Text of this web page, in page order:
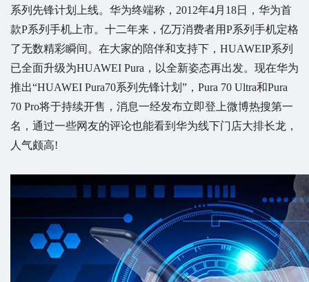
系列先锋计划上线。华为终端称，2012年4月18日，华为首
款P系列手机上市。十二年来，亿万消费者用P系列手机定格
了无数精彩瞬间。在大家的陪伴和支持下，HUAWEIP系列
已全面升级为HUAWEI Pura，以全新姿态再出发。现在华为
推出“HUAWEI Pura70系列先锋计划”，Pura 70 Ultra和Pura
70 Pro将于持续开售，消息一经发布立即登上微博热搜第一
名，通过一些网友的评论也能看到华为线下门店大排长龙，
人气颇高!